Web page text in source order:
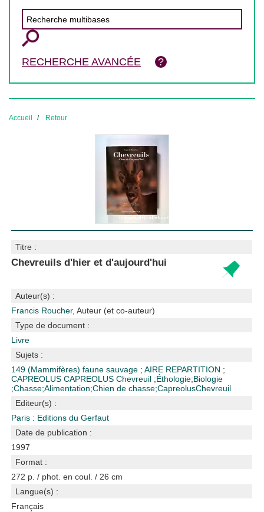
RECHERCHE AVANCÉE
Accueil Retour
Titre :
Chevreuils d'hier et d'aujourd'hui
Auteur(s) :
Francis Roucher, Auteur (et co-auteur)
Type de document :
Livre
Sujets :
149 (Mammifères)faune sauvage ;AIRE REPARTITION ;
CAPREOLUS CAPREOLUSChevreuil ;Éthologie;Biologie
;Chasse;Alimentation;Chien de chasse;CapreolusChevreuil
Editeur(s) :
Paris : Editions du Gerfaut
Date de publication :
1997
Format :
272 p. / phot. en coul. / 26 cm
Langue(s) :
Français